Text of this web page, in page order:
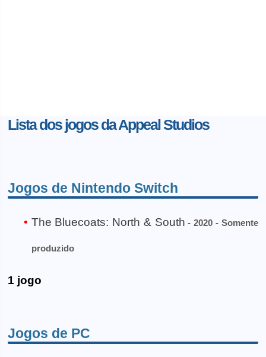
Lista dos jogos da Appeal Studios
Jogos de Nintendo Switch
The Bluecoats: North & South - 2020 - Somente
produzido
1 jogo
Jogos de PC